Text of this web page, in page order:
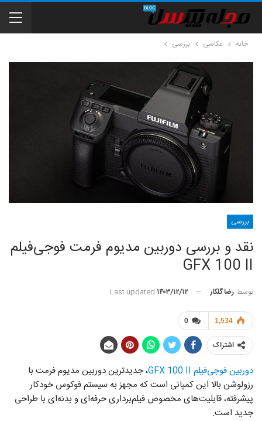
خانه عکاسی بررسی
بررسی
نقد و بررسی دوربین مدیوم فرمت فوجی‌فیلم
GFX 100 II
توسط رضا گلکار Last updated ۱۴۰۳/۱۲/۱۲
0 1,534
اشتراک
دوربین فوجی‌فیلم GFX 100 II
، جدیدترین دوربین مدیوم فرمت با
رزولوشن بالا این کمپانی است که مجهز به سیستم فوکوس خودکار
پیشرفته، قابلیت‌های مخصوص فیلم‌برداری حرفه‌ای و بدنه‌ای با طراحی
جدید است.